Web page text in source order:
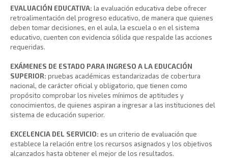
EVALUACIÓN EDUCATIVA: la evaluación educativa debe ofrecer
retroalimentación del progreso educativo, de manera que quienes
deben tomar decisiones, en el aula, la escuela o en el sistema
educativo, cuenten con evidencia sólida que respalde las acciones
requeridas.
EXÁMENES DE ESTADO PARA INGRESO A LA EDUCACIÓN
SUPERIOR: pruebas académicas estandarizadas de cobertura
nacional, de carácter oficial y obligatorio, que tienen como
propósito comprobar los niveles mínimos de aptitudes y
conocimientos, de quienes aspiran a ingresar a las instituciones del
sistema de educación superior.
EXCELENCIA DEL SERVICIO: es un criterio de evaluación que
establece la relación entre los recursos asignados y los objetivos
alcanzados hasta obtener el mejor de los resultados.